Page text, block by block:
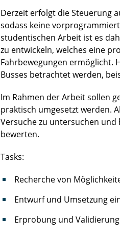
Derzeit erfolgt die Steuerung
sodass keine
studentischen Arbeit ist es
zu entwickeln, welches eine
Fahrbewegungen ermöglicht.
Busses betrachtet werden,
Im Rahmen der Arbeit sollen
praktisch umgesetzt werden.
Versuche zu untersuchen
bewerten.
Tasks:
Recherche von
Entwurf und Umsetzung
Erprobung und